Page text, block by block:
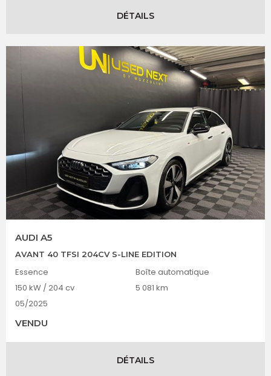
DÉTAILS
AUDI A5
AVANT 40 TFSI 204CV S-LINE EDITION
Essence
Boîte automatique
150 kW / 204 cv
5 081 km
05/2025
VENDU
DÉTAILS